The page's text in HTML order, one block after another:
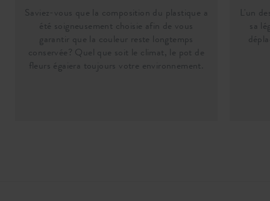
Saviez-vous que la composition du plastique a
été soigneusement choisie afin de vous
garantir que la couleur reste longtemps
conservée? Quel que soit le climat, le pot de
fleurs égaiera toujours votre environnement.
L'un
sa